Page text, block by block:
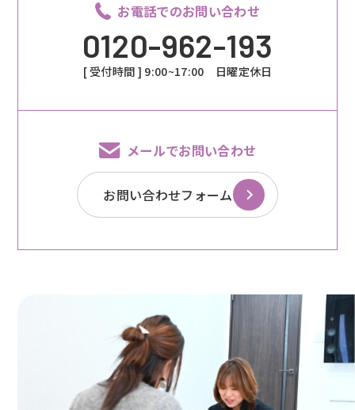
お電話でのお問い合わせ
0120-962-193
[ 受付時間 ] 9:00~17:00 日曜定休日
メールでお問い合わせ
お問い合わせフォーム